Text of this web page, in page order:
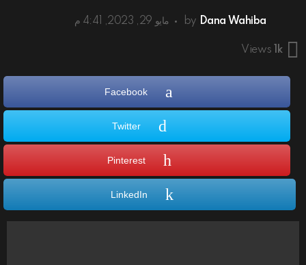
by Dana Wahiba مايو 29, 2023, 4:41 م
1k
Views
Facebook
Twitter
Pinterest
LinkedIn